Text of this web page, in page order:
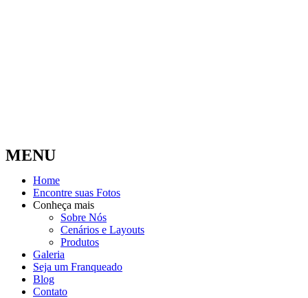
MENU
Home
Encontre suas Fotos
Conheça mais
Sobre Nós
Cenários e Layouts
Produtos
Galeria
Seja um Franqueado
Blog
Contato